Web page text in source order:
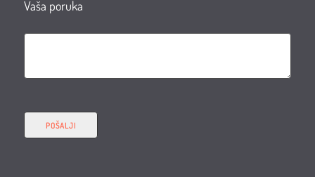
Vaša poruka